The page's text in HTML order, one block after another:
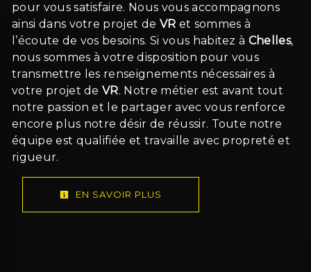
pour vous satisfaire. Nous vous accompagnons
ainsi dans votre projet de VR et sommes à
l’écoute de vos besoins. Si vous habitez à Chelles,
nous sommes à votre disposition pour vous
transmettre les renseignements nécessaires à
votre projet deVR. Notre métier est avant tout
notre passion et le partager avec vous renforce
encore plus notre désir de réussir. Toute notre
équipe est qualifiée et travaille avec propreté et
rigueur.
EN SAVOIR PLUS